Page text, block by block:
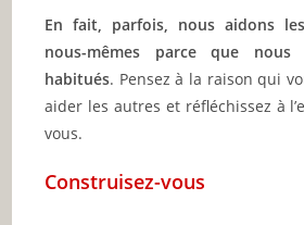
En fait, parfois, nous aidons
nous-mêmes parce que
habitués. Pensez à la raison qui
aider les autres et réfléchissez à
vous.
Construisez-vous